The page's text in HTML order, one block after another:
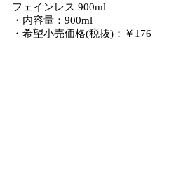
フェインレス 900ml
・内容量：900ml
・希望小売価格(税抜)：￥176